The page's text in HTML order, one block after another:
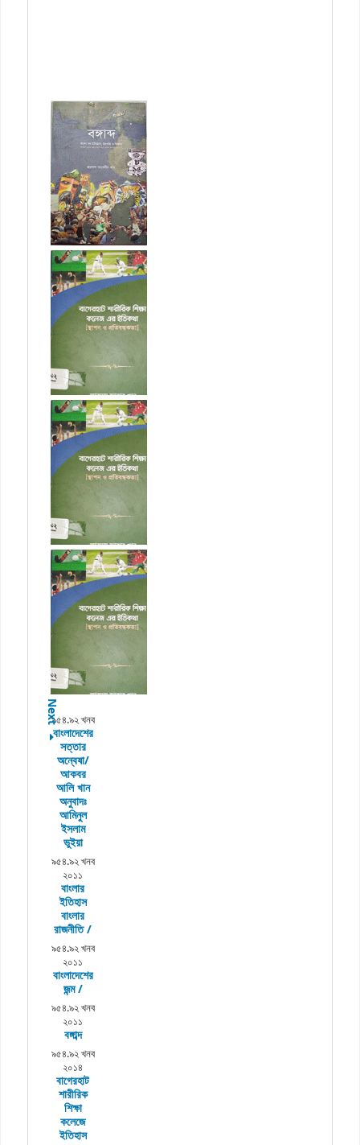
Next
৯৫৪.৯২ খনব
বাংলাদেশের
সত্তার
অন্বেষা/
আকবর
আলি খান
অনুবাদঃ
আমিনুল
ইসলাম
ভুইয়া
৯৫৪.৯২ খনব
২০১১
বাংলার
ইতিহাস
বাংলার
রাজনীতি /
৯৫৪.৯২ খনব
২০১১
বাংলাদেশের
জন্ম /
৯৫৪.৯২ খনব
২০১১
বঙ্গাব্দ
৯৫৪.৯২ খনব
২০১৪
বাগেরহাট
শারীরিক
শিক্ষা
কলেজে
ইতিহাস